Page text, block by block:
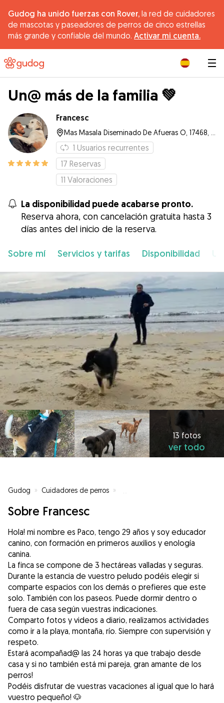
Gudog ha unido fuerzas con Rover, la red de cuidadores
de mascotas y paseadores de perros de cinco estrellas
más grande y confiable del mundo. Activar mi cuenta.
Un@ más de la familia 💚
Francesc
1 Usuarios recurrentes
17 Reservas
11 Valoraciones
La disponibilidad puede acabarse pronto.
Reserva ahora, con cancelación gratuita hasta 3
días antes del inicio de la reserva.
Sobre mí Servicios y tarifas Disponibilidad
13 fotos
ver todo
Gudog » Cuidadores de perros »
Sobre Francesc
Hola! mi nombre es Paco, tengo 29 años y soy educador
canino, con formación en primeros auxilios y enología
canina.
La finca se compone de 3 hectáreas valladas y seguras.
Durante la estancia de vuestro peludo podéis elegir si
comparte espacios con los demás o prefieres que este
solo. También con los paseos. Puede dormir dentro o
fuera de casa según vuestras indicaciones.
Comparto fotos y videos a diario, realizamos actividades
como ir a la playa, montaña, río. Siempre con supervisión y
respeto.
Estará acompañad@ las 24 horas ya que trabajo desde
casa y si no también está mi pareja, gran amante de los
perros!
Podéis disfrutar de vuestras vacaciones al igual que lo hará
vuestro pequeño! 🐶